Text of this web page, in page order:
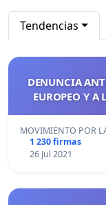
Tendencias
DENUNCIA
EUROPEO Y
MOVIMIENTO POR
1 230 firmas
26 Jul 2021